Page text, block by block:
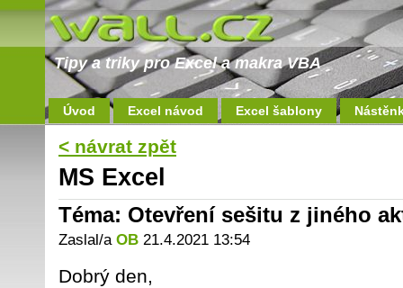
Tipy a triky pro Excel a makra VBA
Úvod Excel návod Excel šablony
< návrat zpět
MS Excel
Téma: Otevření sešitu z jiného
Zaslal/a OB 21.4.2021 13:54
Dobrý den,